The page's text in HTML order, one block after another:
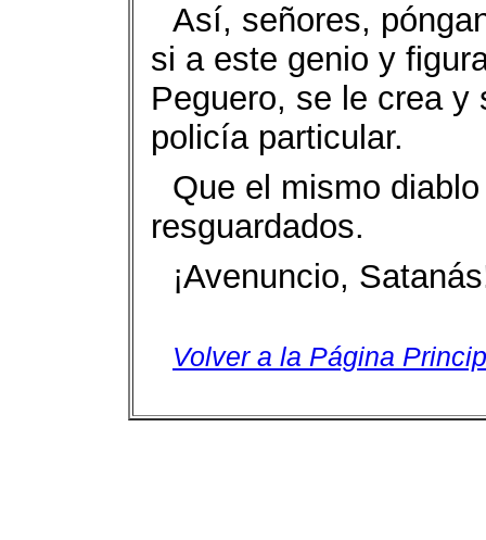
Así, señores,
si a este genio y
Peguero, se le crea y
policía particular.
Que el mismo
resguardados.
¡Avenuncio,
Volver a la Página